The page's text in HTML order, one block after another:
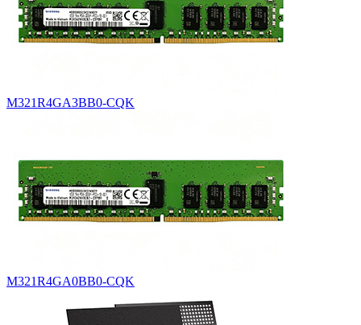
M321R4GA3BB0-CQK
M321R4GA0BB0-CQK